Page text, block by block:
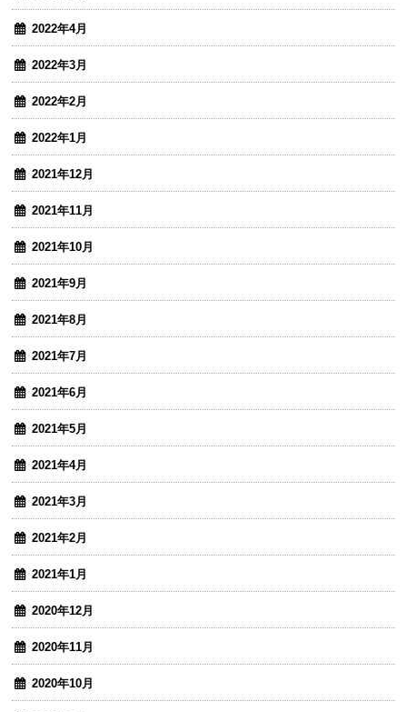
2022年4月
2022年3月
2022年2月
2022年1月
2021年12月
2021年11月
2021年10月
2021年9月
2021年8月
2021年7月
2021年6月
2021年5月
2021年4月
2021年3月
2021年2月
2021年1月
2020年12月
2020年11月
2020年10月